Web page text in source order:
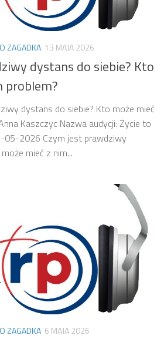
ZAGADKA 13 MAJA 2026
dystans do siebie? Kto
problem?
dystans do siebie? Kto może mieć
Kaszczyc Nazwa audycji: Życie to
05-2026 Czym jest prawdziwy
mieć z nim...
ZAGADKA 6 MAJA 2026